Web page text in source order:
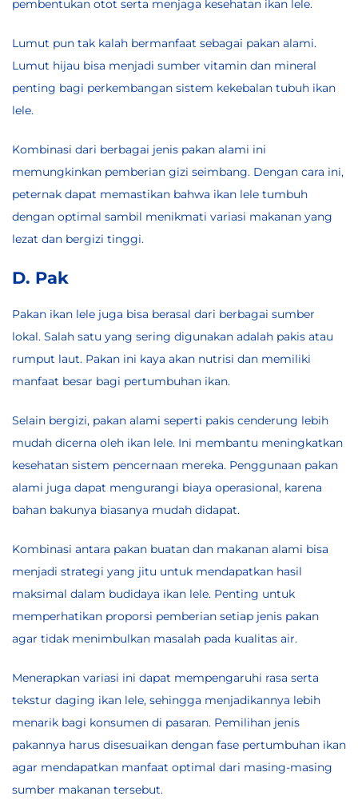
pembentukan otot serta menjaga kesehatan ikan lele.
Lumut pun tak kalah bermanfaat sebagai pakan alami.
Lumut hijau bisa menjadi sumber vitamin dan mineral
penting bagi perkembangan sistem kekebalan tubuh ikan
lele.
Kombinasi dari berbagai jenis pakan alami ini
memungkinkan pemberian gizi seimbang. Dengan cara ini,
peternak dapat memastikan bahwa ikan lele tumbuh
dengan optimal sambil menikmati variasi makanan yang
lezat dan bergizi tinggi.
D. Pak
Pakan ikan lele juga bisa berasal dari berbagai sumber
lokal. Salah satu yang sering digunakan adalah pakis atau
rumput laut. Pakan ini kaya akan nutrisi dan memiliki
manfaat besar bagi pertumbuhan ikan.
Selain bergizi, pakan alami seperti pakis cenderung lebih
mudah dicerna oleh ikan lele. Ini membantu meningkatkan
kesehatan sistem pencernaan mereka. Penggunaan pakan
alami juga dapat mengurangi biaya operasional, karena
bahan bakunya biasanya mudah didapat.
Kombinasi antara pakan buatan dan makanan alami bisa
menjadi strategi yang jitu untuk mendapatkan hasil
maksimal dalam budidaya ikan lele. Penting untuk
memperhatikan proporsi pemberian setiap jenis pakan
agar tidak menimbulkan masalah pada kualitas air.
Menerapkan variasi ini dapat mempengaruhi rasa serta
tekstur daging ikan lele, sehingga menjadikannya lebih
menarik bagi konsumen di pasaran. Pemilihan jenis
pakannya harus disesuaikan dengan fase pertumbuhan ikan
agar mendapatkan manfaat optimal dari masing-masing
sumber makanan tersebut.